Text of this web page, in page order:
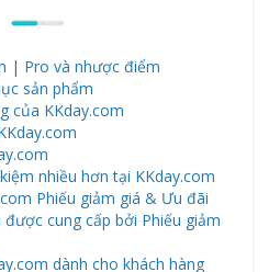
| Pro và nhược điểm
sản phẩm
của KKday.com
nhiều hơn tại KKday.com
Phiếu giảm giá & Ưu đãi
cung cấp bởi Phiếu giảm
dành cho khách hàng